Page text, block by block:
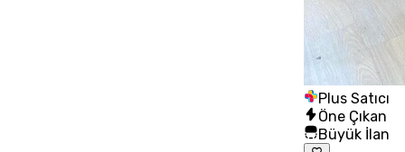
Plus Satıcı
Öne Çıkan
Büyük İlan